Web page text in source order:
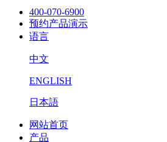
400-070-6900
预约产品演示
语言
中文
ENGLISH
日本語
网站首页
产品